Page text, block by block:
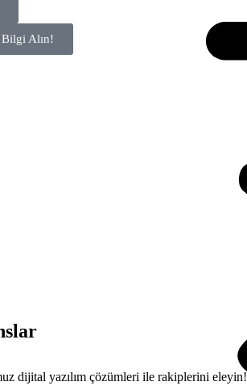
Bilgi Alın!
dijital yazılım çözümleri ile rakiplerini eleyin!